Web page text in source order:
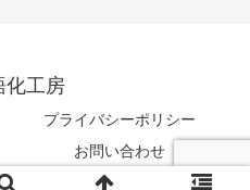
化工房
プライバシーポリシー
お問い合わせ